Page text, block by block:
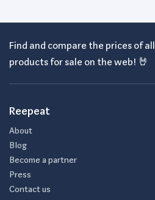
Find and compare the prices of
products for sale on the web! 🤘
Reepeat
About
Blog
Become a partner
Press
Contact us